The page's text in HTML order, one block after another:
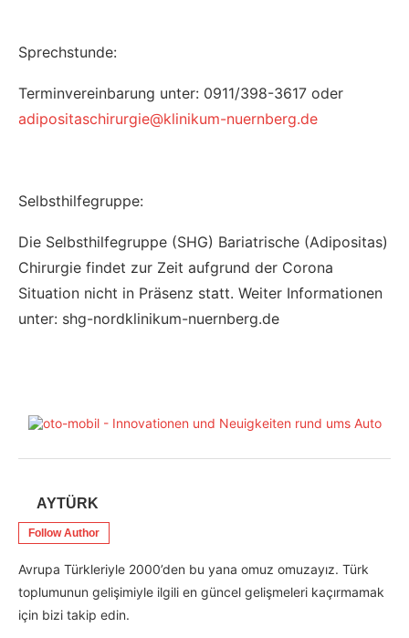
Sprechstunde:
Terminvereinbarung unter: 0911/398-3617 oder
adipositaschirurgie@klinikum-nuernberg.de
Selbsthilfegruppe:
Die Selbsthilfegruppe (SHG) Bariatrische (Adipositas)
Chirurgie findet zur Zeit aufgrund der Corona
Situation nicht in Präsenz statt. Weiter Informationen
unter: shg-nordklinikum-nuernberg.de
AYTÜRK
Follow Author
Avrupa Türkleriyle 2000’den bu yana omuz omuzayız. Türk
toplumunun gelişimiyle ilgili en güncel gelişmeleri kaçırmamak
için bizi takip edin.